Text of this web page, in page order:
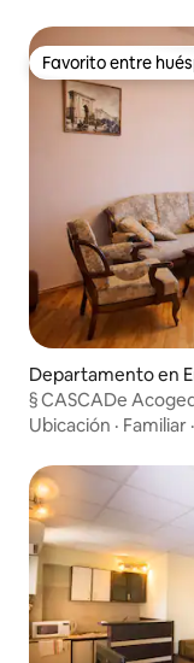
Favorito entre
Favorito entre
Departamento en
§ CASCADe
centro, con vistas a
Ubicación · Familiar ·